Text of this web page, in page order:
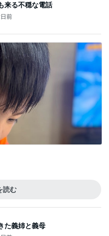
来る不穏な電話
前
読む
た義姉と義母